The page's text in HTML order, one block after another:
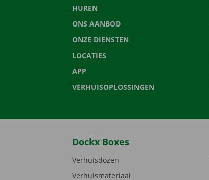
HUREN
ONS AANBOD
ONZE DIENSTEN
LOCATIES
APP
VERHUISOPLOSSINGEN
Dockx Boxes
Verhuisdozen
Verhuismateriaal